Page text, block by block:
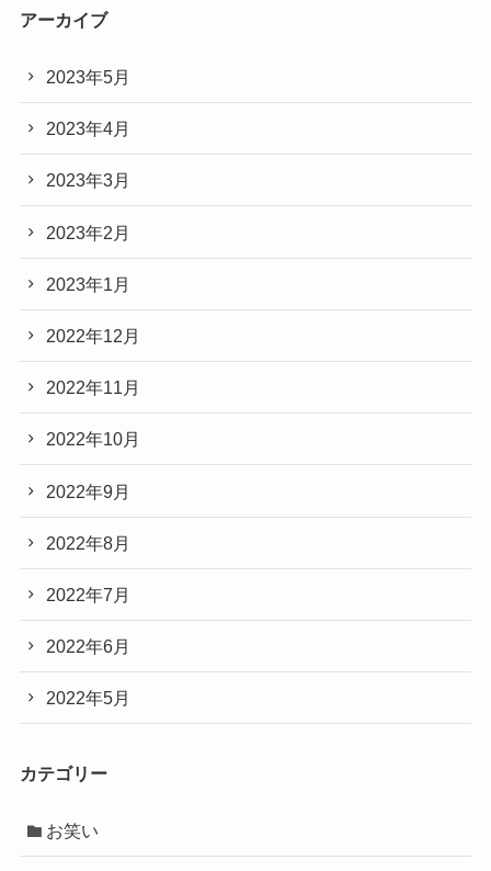
アーカイブ
2023年5月
2023年4月
2023年3月
2023年2月
2023年1月
2022年12月
2022年11月
2022年10月
2022年9月
2022年8月
2022年7月
2022年6月
2022年5月
カテゴリー
お笑い